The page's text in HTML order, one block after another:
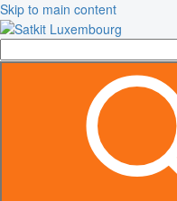
Skip to main content